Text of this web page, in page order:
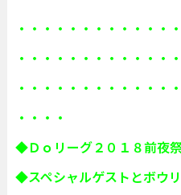
・・・・・・・・・・・・
・・・・・・・・・・・・
・・・・・・・・・・・・
・・・・
◆Ｄｏリーグ２０１８前夜
◆スペシャルゲストとボウ